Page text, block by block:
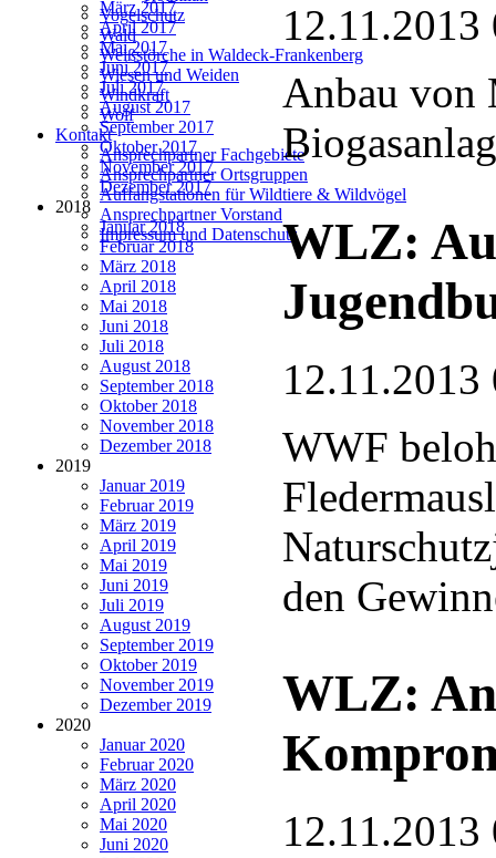
Vogelschutz
Wald
Weißstörche in Waldeck-Frankenberg
Wiesen und Weiden
Windkraft
Wolf
Kontakt
Ansprechpartner Fachgebiete
Ansprechpartner Ortsgruppen
Auffangstationen für Wildtiere & Wildvögel
Ansprechpartner Vorstand
Impressum und Datenschutz
März 2017
April 2017
Mai 2017
Juni 2017
Juli 2017
August 2017
September 2017
Oktober 2017
November 2017
Dezember 2017
2018
Januar 2018
Februar 2018
März 2018
April 2018
Mai 2018
Juni 2018
Juli 2018
August 2018
September 2018
Oktober 2018
November 2018
Dezember 2018
2019
Januar 2019
Februar 2019
März 2019
April 2019
Mai 2019
Juni 2019
Juli 2019
August 2019
September 2019
Oktober 2019
November 2019
Dezember 2019
2020
Januar 2020
Februar 2020
März 2020
April 2020
Mai 2020
Juni 2020
12.11.2013
Anbau von
WLZ:
12.11.2013
WWF
den
WLZ:
12.11.2013